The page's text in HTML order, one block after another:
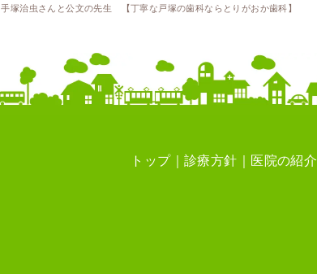
手塚治虫さんと公文の先生 【丁寧な戸塚の歯科ならとりがおか歯科】
トップ 診療方針 医院の紹介